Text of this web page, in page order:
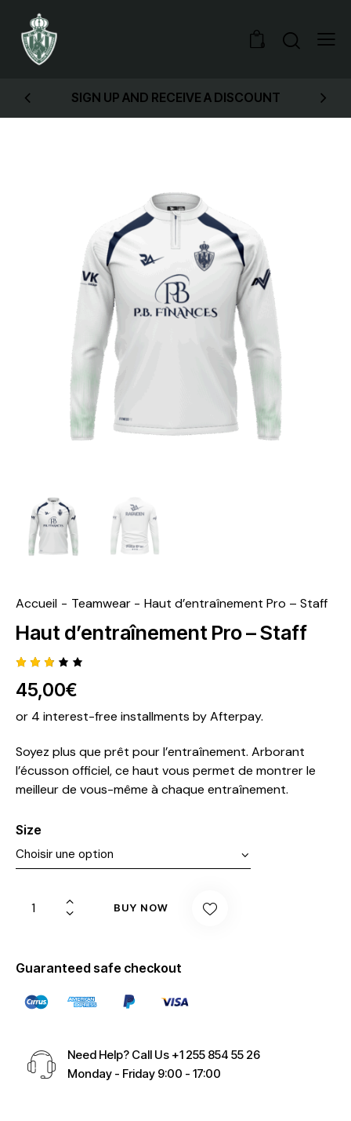
0
SIGN UP AND RECEIVE A DISCOUNT
Accueil Teamwear Haut d’entraînement Pro – Staff
Haut d’entraînement Pro – Staff
3.04
sur
basé
ions
clien
t
45,00€
or 4 interest-free installments by Afterpay.
Soyez plus que prêt pour l’entraînement. Arborant
l’écusson officiel, ce haut vous permet de montrer le
meilleur de vous-même à chaque entraînement.
Size
BUY NOW
Guaranteed safe checkout
Need Help? Call Us +1 255 854 55 26
Monday - Friday 9:00 - 17:00